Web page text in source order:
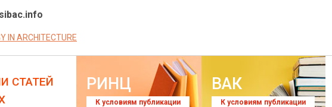
IN ARCHITECTURE
СТАТЕЙ
РИНЦ
К условиям публикации
ВАК
К условиям публикации